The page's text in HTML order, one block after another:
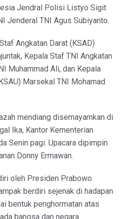
Jendral Polisi Listyo Sigit
Jenderal TNI Agus Subiyanto.
Angkatan Darat (KSAD)
Kepala Staf TNI Angkatan
Muhammad Ali, dan Kepala
Marsekal TNI Mohamad
mendiang disemayamkan di
Ika, Kantor Kementerian
Senin pagi. Upacara dipimpin
Donny Ermawan.
oleh Presiden Prabowo
berdiri sejenak di hadapan
bentuk penghormatan atas
bangsa dan negara.